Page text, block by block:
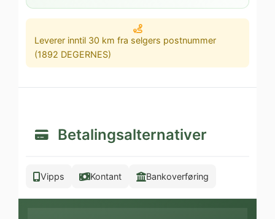
Leverer inntil 30 km fra selgers postnummer
(1892 DEGERNES)
Betalingsalternativer
Vipps Kontant Bankoverføring